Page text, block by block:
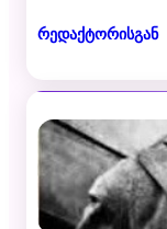
რედაქტორისგან